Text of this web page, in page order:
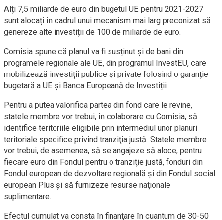
Alți 7,5 miliarde de euro din bugetul UE pentru 2021-2027
sunt alocați în cadrul unui mecanism mai larg preconizat să
genereze alte investiții de 100 de miliarde de euro.
Comisia spune că planul va fi susținut și de bani din
programele regionale ale UE, din programul InvestEU, care
mobilizează investiții publice și private folosind o garanție
bugetară a UE și Banca Europeană de Investiții.
Pentru a putea valorifica partea din fond care le revine,
statele membre vor trebui, în colaborare cu Comisia, să
identifice teritoriile eligibile prin intermediul unor planuri
teritoriale specifice privind tranziţia justă. Statele membre
vor trebui, de asemenea, să se angajeze să aloce, pentru
fiecare euro din Fondul pentru o tranziţie justă, fonduri din
Fondul european de dezvoltare regională şi din Fondul social
european Plus şi să furnizeze resurse naţionale
suplimentare.
Efectul cumulat va consta în finanţare în cuantum de 30-50